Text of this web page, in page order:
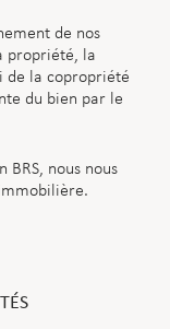
de nos
propriété, la
de la copropriété
du bien par le
BRS, nous nous